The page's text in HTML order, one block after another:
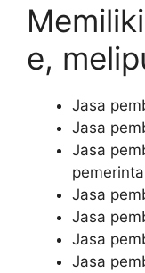
e,
Jasa
Jasa
Jasa
Jasa
Jasa
Jasa
Jasa